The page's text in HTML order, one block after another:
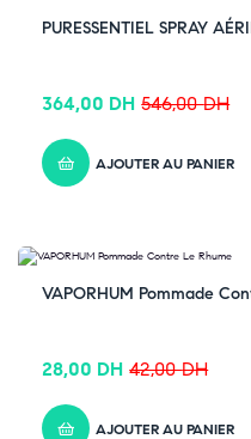
PURESSENTIEL SPRAY
546,00DH
364,00 DH
AJOUTER AU PANIER
VAPORHUM Pommade
42,00DH
28,00 DH
AJOUTER AU PANIER